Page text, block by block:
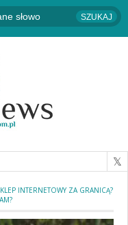
INTERNETOWY ZA GRANICĄ?